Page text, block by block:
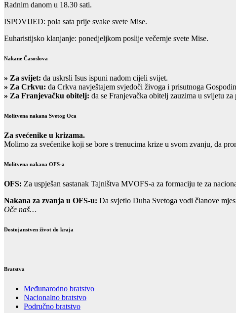
Radnim danom u 18.30 sati.
ISPOVIJED: pola sata prije svake svete Mise.
Euharistijsko klanjanje: ponedjeljkom poslije večernje svete Mise.
Nakane Časoslova
» Za svijet: da uskrsli Isus ispuni nadom cijeli svijet.
» Za Crkvu: da Crkva navještajem svjedoči živoga i prisutnoga
» Za Franjevačku obitelj: da se Franjevačka obitelj zauzima u svijetu za
Molitvena nakana Svetog Oca
Za svećenike u krizama.
Molimo za svećenike koji se bore s trenucima krize u svom zvanju, da
Molitvena nakana OFS-a
OFS: Za uspješan sastanak Tajništva MVOFS-a za formaciju te za
Nakana za zvanja u OFS-u: Da svjetlo Duha Svetoga vodi članove
Oče naš…
Dostojanstven život do kraja
Bratstva
Međunarodno bratstvo
Nacionalno bratstvo
Područno bratstvo